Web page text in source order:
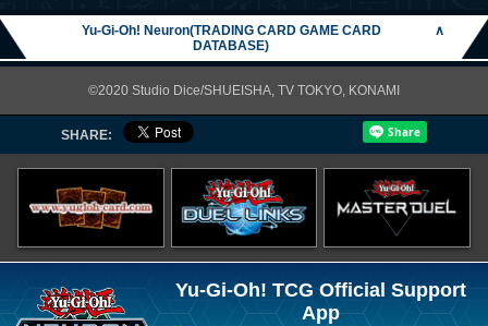
Yu-Gi-Oh! Neuron(TRADING CARD GAME CARD
DATABASE)
∧
©2020 Studio Dice/SHUEISHA, TV TOKYO, KONAMI
SHARE:
Yu-Gi-Oh! TCG Official Support
App